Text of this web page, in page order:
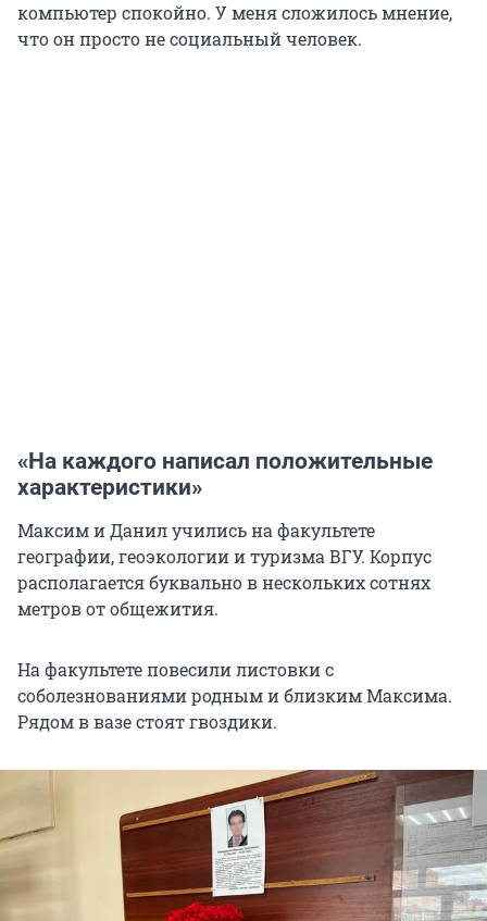
компьютер спокойно. У меня сложилось мнение,
что он просто не социальный человек.
«На каждого написал положительные
характеристики»
Максим и Данил учились на факультете
географии, геоэкологии и туризма ВГУ. Корпус
располагается буквально в нескольких сотнях
метров от общежития.
На факультете повесили листовки с
соболезнованиями родным и близким Максима.
Рядом в вазе стоят гвоздики.